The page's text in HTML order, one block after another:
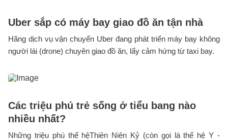
Uber sắp có máy bay giao đồ ăn tận nhà
Hãng dịch vụ vận chuyển Uber đang phát triển máy bay không
người lái (drone) chuyên giao đồ ăn, lấy cảm hứng từ taxi bay.
Các triệu phú trẻ sống ở tiểu bang nào
nhiều nhất?
Những triệu phú thế hệThiên Niên Kỷ (còn gọi là thế hệ Y -